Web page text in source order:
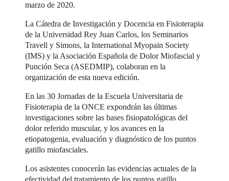
marzo de 2020.
La Cátedra de Investigación y Docencia en Fisioterapia
de la Universidad Rey Juan Carlos, los Seminarios
Travell y Simons, la International Myopain Society
(IMS) y la Asociación Española de Dolor Miofascial y
Punción Seca (ASEDMIP), colaboran en la
organización de esta nueva edición.
En las 30 Jornadas de la Escuela Universitaria de
Fisioterapia de la ONCE expondrán las últimas
investigaciones sobre las bases fisiopatológicas del
dolor referido muscular, y los avances en la
etiopatogenia, evaluación y diagnóstico de los puntos
gatillo miofasciales.
Los asistentes conocerán las evidencias actuales de la
efectividad del tratamiento de los puntos gatillo